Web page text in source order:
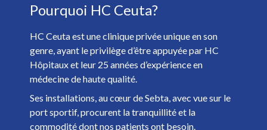
Confidentialité. *
Pourquoi HC Ceuta?
HC Ceuta est une clinique privée unique en son
genre, ayant le privilège d’être appuyée par HC
Hôpitaux et leur 25 années d’expérience en
médecine de haute qualité.
Ses installations, au cœur de Sebta, avec vue sur le
port sportif, procurent la tranquillité et la
commodité dont nos patients ont besoin.